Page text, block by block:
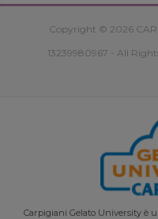
Copyright © 2026
13239980967 - All
Carpigiani Gelato University è